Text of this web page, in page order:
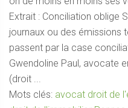
Extrait : Conciliation oblige
journaux ou des émissions
passent par la case
Gwendoline Paul, avocate
(droit ...
Mots clés: avocat droit de